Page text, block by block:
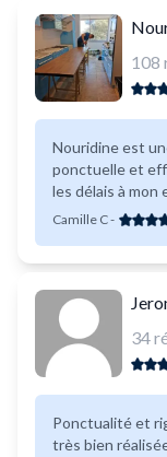
108
Nouridine est
ponctuelle et
les délais à mon
Camille C-
34
Ponctualité et
très bien